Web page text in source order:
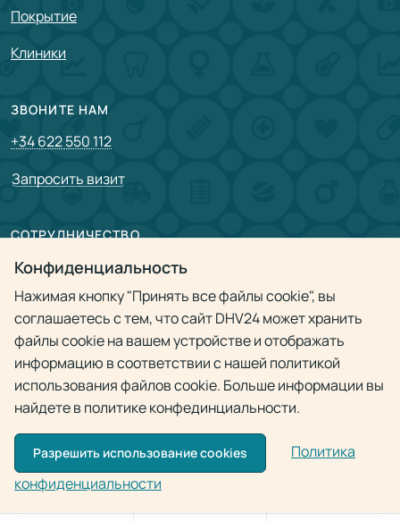
Конфиденциальность
Нажимая кнопку "Принять все файлы cookie", вы
соглашаетесь с тем, что сайт DHV24 может хранить
файлы cookie на вашем устройстве и отображать
информацию в соответствии с нашей политикой
использования файлов cookie. Больше информации вы
найдете в политике конфединциальности.
Разрешить использование cookies
Политика
конфиденциальности
Покрытие
Клиники
ЗВОНИТЕ НАМ
+34 622 550 112
Запросить визит
СОТРУДНИЧЕСТВО
Партнерам
Врачам
Политика конфиденциальности
© 2009 - 2026Doctor Home Visit 24h
Использование материалов разрешено только при наличии активной
ссылки на источник